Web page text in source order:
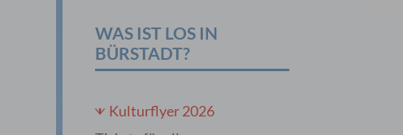
WAS IST LOS IN
BÜRSTADT?
Kulturflyer 2026